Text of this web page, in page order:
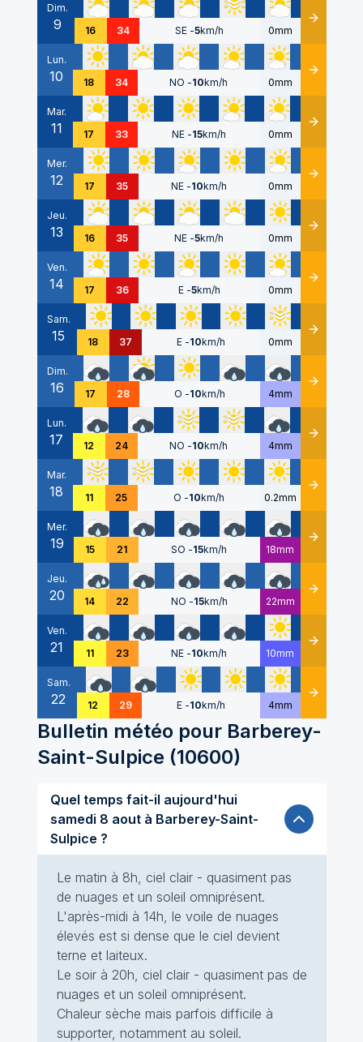
Dim.
9 16 34 SE -5km/h 0mm Détails
Lun.
10 18 34 NO -10km/h 0mm Détails
Mar.
11 17 33 NE -15km/h 0mm Détails
Mer.
12 17 35 NE -10km/h 0mm Détails
Jeu.
13 16 35 NE -5km/h 0mm Détails
Ven.
14 17 36 E -5km/h 0mm Détails
Sam.
15 18 37 E -10km/h 0mm Détails
Dim.
16 17 28 O -10km/h 4mm Détails
Lun.
17 12 24 NO -10km/h 4mm Détails
Mar.
18 11 25 O -10km/h 0.2mm Détails
Mer.
19 15 21 SO -15km/h 18mm Détails
Jeu.
20 14 22 NO -15km/h 22mm Détails
Ven.
21 11 23 NE -10km/h 10mm Détails
Sam.
22 12 29 E -10km/h 4mm Détails
Bulletin météo pour Barberey-
Saint-Sulpice (10600)
Quel temps fait-il aujourd'hui
samedi 8 aout à Barberey-Saint-
Sulpice ?
Le matin à 8h, ciel clair - quasiment pas
de nuages et un soleil omniprésent.
L'après-midi à 14h, le voile de nuages
élevés est si dense que le ciel devient
terne et laiteux.
Le soir à 20h, ciel clair - quasiment pas de
nuages et un soleil omniprésent.
Chaleur sèche mais parfois difficile à
supporter, notamment au soleil.